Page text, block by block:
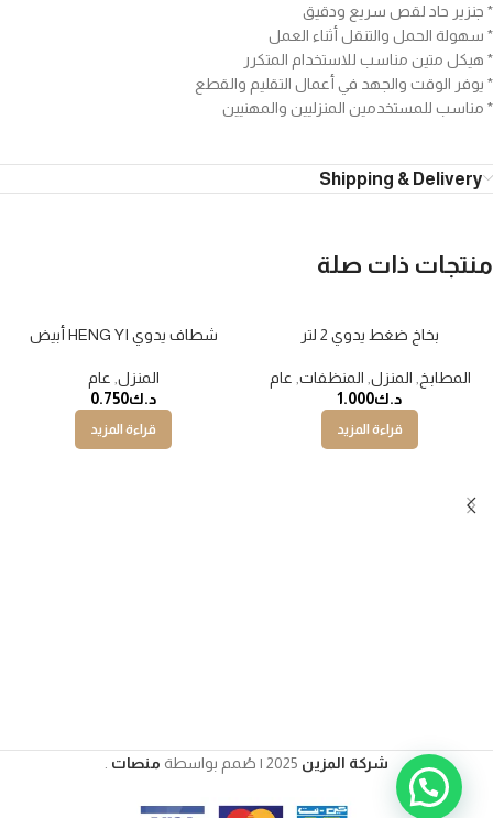
* جنزير حاد لقص سريع ودقيق
* سهولة الحمل والتنقل أثناء العمل
* هيكل متين مناسب للاستخدام المتكرر
* يوفر الوقت والجهد في أعمال التقليم والقطع
* مناسب للمستخدمين المنزليين والمهنيين
Shipping & Delivery
منتجات ذات صلة
بخاخ ضغط يدوي 2 لتر
المطابخ المنزل المنظفات عام
د.ك1.000
قراءة المزيد
نفذتشطاف يدوي HENG YI أبيض
المنزل عام
د.ك0.750
قراءة المزيد
شركة المزين 2025 | صُمم بواسطة منصات